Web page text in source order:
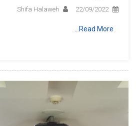
22/09/2022
Shifa Halaweh
Read More…